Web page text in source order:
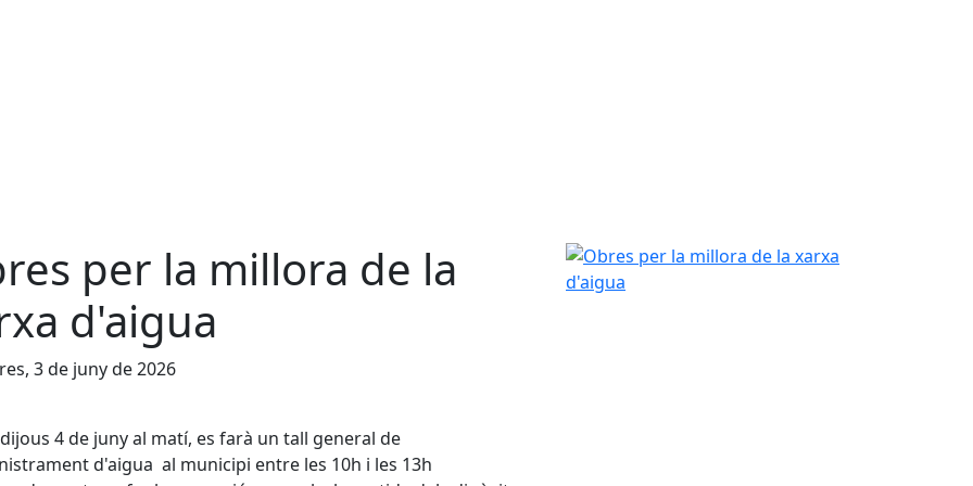
per la millora de la
d'aigua
3 de juny de 2026
4 de juny al matí, es farà un tall general de
d'aigua al municipi entre les 10h i les 13h
Obres per la millora de la xarxa d'aigua